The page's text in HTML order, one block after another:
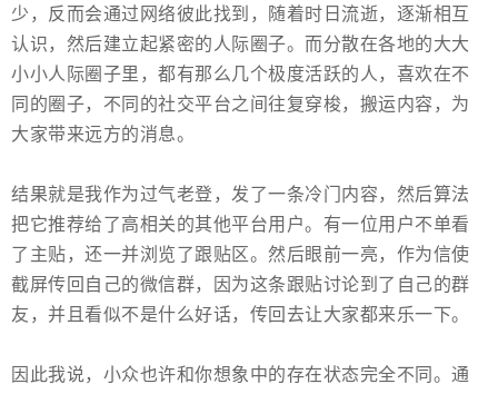
少，反而会通过网络彼此找到，随着时日流逝，逐渐相互
认识，然后建立起紧密的人际圈子。而分散在各地的大大
小小人际圈子里，都有那么几个极度活跃的人，喜欢在不
同的圈子，不同的社交平台之间往复穿梭，搬运内容，为
大家带来远方的消息。
结果就是我作为过气老登，发了一条冷门内容，然后算法
把它推荐给了高相关的其他平台用户。有一位用户不单看
了主贴，还一并浏览了跟贴区。然后眼前一亮，作为信使
截屏传回自己的微信群，因为这条跟贴讨论到了自己的群
友，并且看似不是什么好话，传回去让大家都来乐一下。
因此我说，小众也许和你想象中的存在状态完全不同。通